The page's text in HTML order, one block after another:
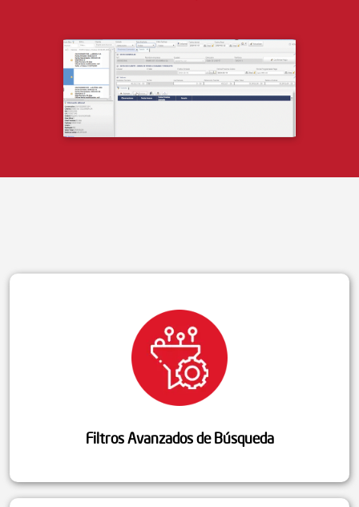
Filtros Avanzados de Búsqueda